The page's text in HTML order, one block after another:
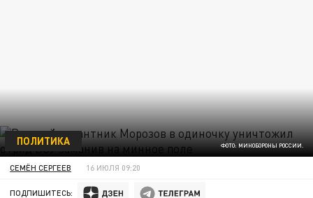
ФОТО: МИНОБОРОНЫ РОССИИ.
ПОЛИТИКА
СЕМЁН СЕРГЕЕВ 16 ИЮЛЯ 09:20
ПОДПИШИТЕСЬ: